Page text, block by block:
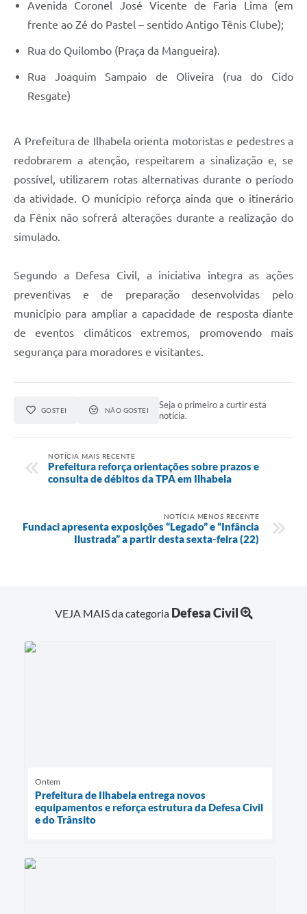
Avenida Coronel José Vicente de Faria Lima (em
frente ao Zé do Pastel – sentido Antigo Tênis Clube);
Rua do Quilombo (Praça da Mangueira).
Rua Joaquim Sampaio de Oliveira (rua do Cido
Resgate)
A Prefeitura de Ilhabela orienta motoristas e pedestres a
redobrarem a atenção, respeitarem a sinalização e, se
possível, utilizarem rotas alternativas durante o período
da atividade. O município reforça ainda que o itinerário
da Fênix não sofrerá alterações durante a realização do
simulado.
Segundo a Defesa Civil, a iniciativa integra as ações
preventivas e de preparação desenvolvidas pelo
município para ampliar a capacidade de resposta diante
de eventos climáticos extremos, promovendo mais
segurança para moradores e visitantes.
GOSTEI NÃO GOSTEI
Seja o primeiro a curtir esta
notícia.
NOTÍCIA MAIS RECENTE
Prefeitura reforça orientações sobre prazos e
consulta de débitos da TPA em Ilhabela
NOTÍCIA MENOS RECENTE
Fundaci apresenta exposições “Legado” e “Infância
Ilustrada” a partir desta sexta-feira (22)
VEJA MAIS da categoria Defesa Civil
Ontem
Prefeitura de Ilhabela entrega novos
equipamentos e reforça estrutura da Defesa Civil
e do Trânsito